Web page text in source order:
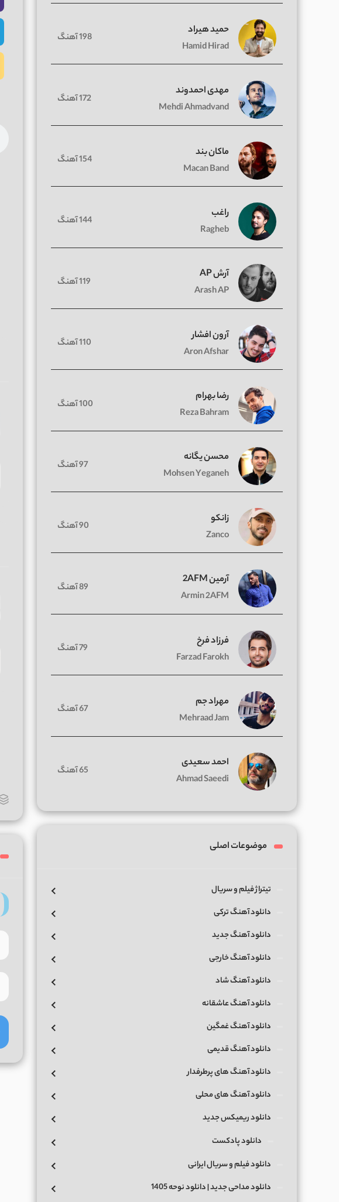
حمید هیراد
Hamid Hirad
198 آهنگ
مهدی احمدوند
Mehdi Ahmadvand
172 آهنگ
ماکان بند
Macan Band
154 آهنگ
راغب
Ragheb
144 آهنگ
آرش AP
Arash AP
119 آهنگ
آرون افشار
Aron Afshar
110 آهنگ
رضا بهرام
Reza Bahram
100 آهنگ
محسن یگانه
Mohsen Yeganeh
97 آهنگ
زانکو
Zanco
90 آهنگ
آرمین 2AFM
Armin 2AFM
89 آهنگ
فرزاد فرخ
Farzad Farokh
79 آهنگ
مهراد جم
Mehraad Jam
67 آهنگ
احمد سعیدی
Ahmad Saeedi
65 آهنگ
موضوعات اصلی
تیتراژ فیلم و سریال
دانلود آهنگ ترکی
دانلود آهنگ جدید
دانلود آهنگ خارجی
دانلود آهنگ شاد
دانلود آهنگ عاشقانه
دانلود آهنگ غمگین
دانلود آهنگ قدیمی
دانلود آهنگ های پرطرفدار
دانلود آهنگ های محلی
دانلود ریمیکس جدید
دانلود پادکست
دانلود فیلم و سریال ایرانی
دانلود مداحی جدید | دانلود نوحه 1405